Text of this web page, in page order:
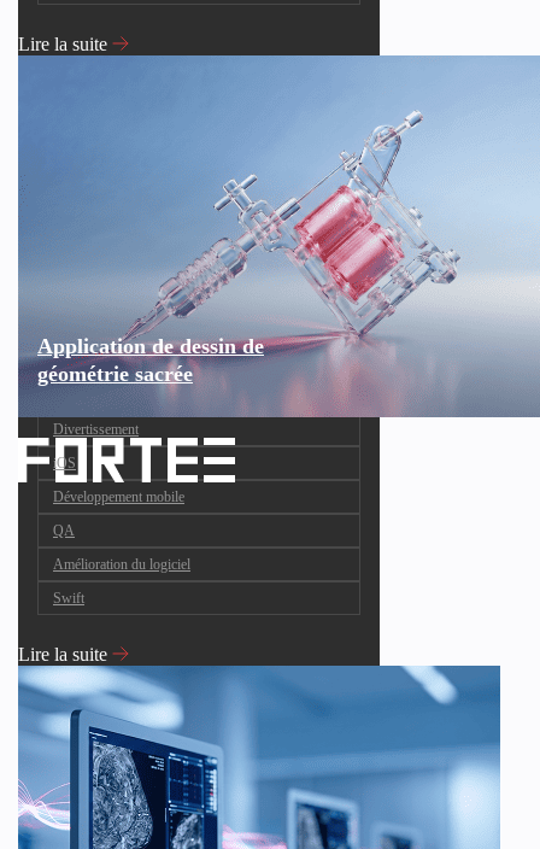
Lire la suite
Application de dessin de
géométrie sacrée
Divertissement
iOS
Développement mobile
QA
Amélioration du logiciel
Swift
Lire la suite